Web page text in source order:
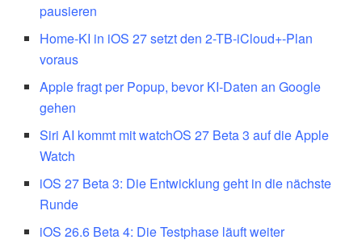
pausieren
Home-KI in iOS 27 setzt den 2-TB-iCloud+-Plan
voraus
Apple fragt per Popup, bevor KI-Daten an Google
gehen
Siri AI kommt mit watchOS 27 Beta 3 auf die Apple
Watch
iOS 27 Beta 3: Die Entwicklung geht in die nächste
Runde
iOS 26.6 Beta 4: Die Testphase läuft weiter